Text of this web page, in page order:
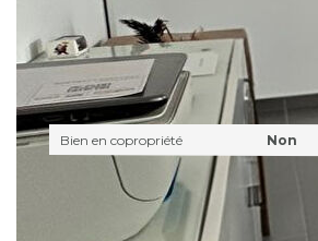
Copropriété
Bien en copropriété Non